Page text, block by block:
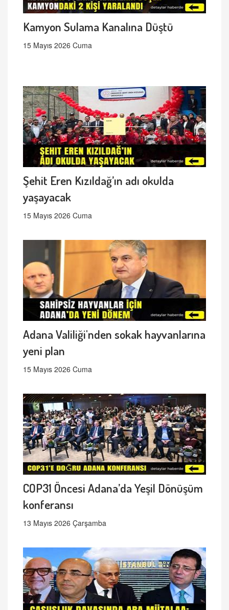
Kamyon Sulama Kanalına Düştü
15 Mayıs 2026 Cuma
Şehit Eren Kızıldağ’ın adı okulda
yaşayacak
15 Mayıs 2026 Cuma
Adana Valiliği'nden sokak hayvanlarına
yeni plan
15 Mayıs 2026 Cuma
COP31 Öncesi Adana’da Yeşil Dönüşüm
konferansı
13 Mayıs 2026 Çarşamba